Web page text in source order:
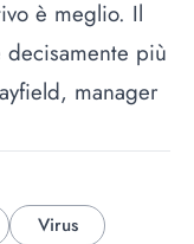
è meglio. Il
più
manager
Virus